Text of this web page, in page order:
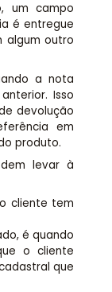
um campo
é entregue
algum outro
a nota
Isso
devolução
em
produto.
levar à
cliente tem
é quando
o cliente
que